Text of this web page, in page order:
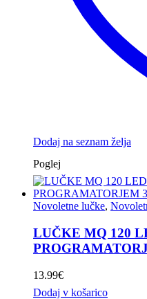
Dodaj na seznam želja
Poglej
Novoletne lučke,
LUČKE MQ 120
13.99€
Dodaj v košarico